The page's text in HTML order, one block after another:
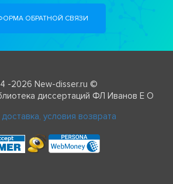
ОБРАТНОЙ СВЯЗИ
-2026 New-disser.ru ©
диссертаций ФЛ Иванов Е О
условия возврата